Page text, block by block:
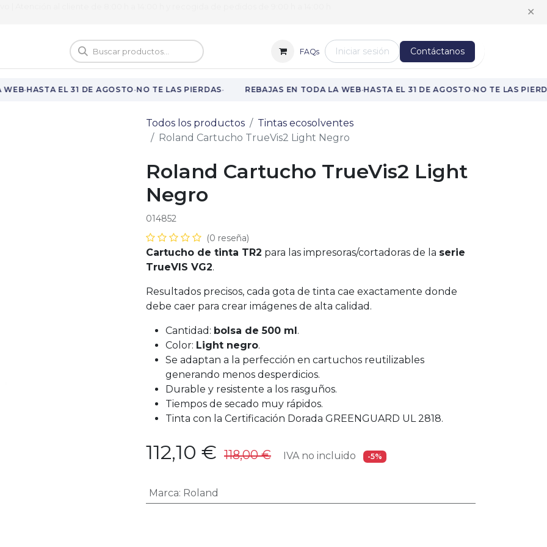
✕
Vuelta al cole FAQs Iniciar sesión Contáctanos
·HASTA EL 31 DE AGOSTO·NO TE LAS PIERDAS· REBAJAS EN TODA LA WEB·HASTA EL 31 DE AGOSTO·NO TE LAS
Todos los productos
Tintas ecosolventes
Roland Cartucho TrueVis2 Light Negro
Roland Cartucho TrueVis2 Light
Negro
014852
(0 reseña)
Cartucho de tinta TR2 para las impresoras/cortadoras de la serie
TrueVIS VG2.
Resultados precisos, cada gota de tinta cae exactamente donde
debe caer para crear imágenes de alta calidad.
Cantidad: bolsa de 500 ml.
Color: Light negro.
Se adaptan a la perfección en cartuchos reutilizables
generando menos desperdicios.
Durable y resistente a los rasguños.
Tiempos de secado muy rápidos.
Tinta con la Certificación Dorada GREENGUARD UL 2818.
112,10 € 118,00€ IVA no incluido -5%
Marca: Roland